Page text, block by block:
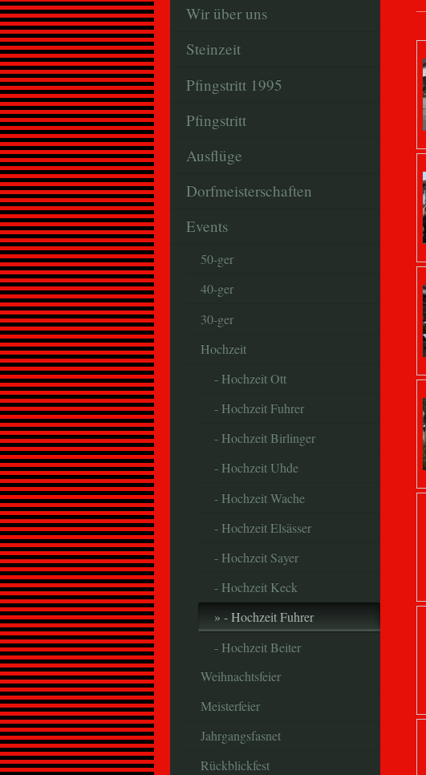
Wir über uns
Steinzeit
Pfingstritt 1995
Pfingstritt
Ausflüge
Dorfmeisterschaften
Events
50-ger
40-ger
30-ger
Hochzeit
- Hochzeit Ott
- Hochzeit Fuhrer
- Hochzeit Birlinger
- Hochzeit Uhde
- Hochzeit Wache
- Hochzeit Elsässer
- Hochzeit Sayer
- Hochzeit Keck
- Hochzeit Fuhrer
- Hochzeit Beiter
Weihnachtsfeier
Meisterfeier
Jahrgangsfasnet
Rückblickfest